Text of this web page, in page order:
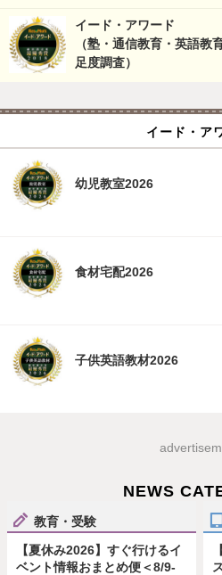
イード・アワード
（塾・通信教育・英語教
足度調査）
イード・ア
幼児教室2026
食材宅配2026
子供英語教材2026
NEWS
教育・受験
【夏休み2026】すぐ行けるイ
ベント情報おまとめ便＜8/9-